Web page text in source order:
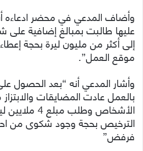
وأضاف المدعي في محضر ادعاءه
عليها طالبت بمبالغ إضافية
إلى أكثر من مليون ليرة بحجة
موقع العمل”.
وأشار المدعي أنه “بعد الحصول
بالعمل عادت المضايقات
الأشخاص وطلب
الترخيص بحجة وجود شكوى من
فرفض”